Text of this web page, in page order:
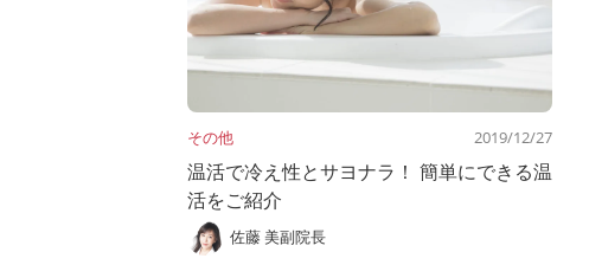
その他 2019/12/27
温活で冷え性とサヨナラ！ 簡単にできる温
活をご紹介
佐藤 美副院長